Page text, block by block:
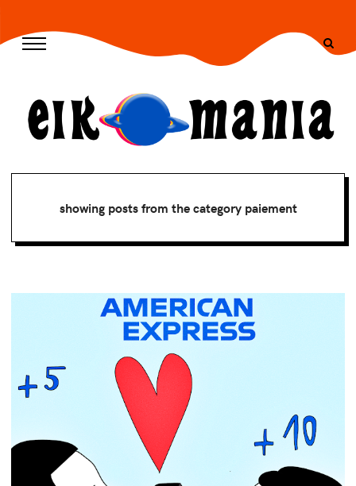
showing posts from the category paiement